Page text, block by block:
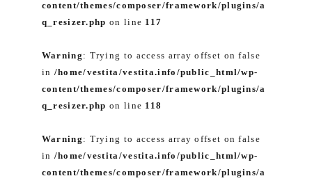
content/themes/composer/framework/plugins/a
q_resizer.php on line 117
Warning : Trying to access array offset on false
in /home/vestita/vestita.info/public_html/wp-
content/themes/composer/framework/plugins/a
q_resizer.php on line 118
Warning : Trying to access array offset on false
in /home/vestita/vestita.info/public_html/wp-
content/themes/composer/framework/plugins/a